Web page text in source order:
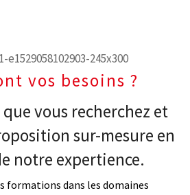
vos besoins ?
vous recherchez et
sur-mesure en
notre expertience.
formations dans les domaines